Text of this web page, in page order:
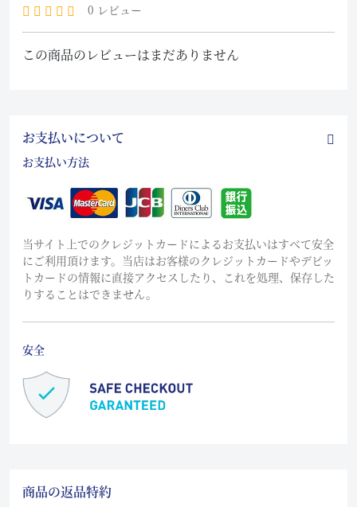
0 レビュー
この商品のレビューはまだありません
お支払いについて
お支払い方法
当サイト上でのクレジットカードによるお支払いはすべて安全
にご利用頂けます。当店はお客様のクレジットカードやデビッ
トカードの情報に直接アクセスしたり、これを処理、保存した
りすることはできません。
安全
商品の返品特約